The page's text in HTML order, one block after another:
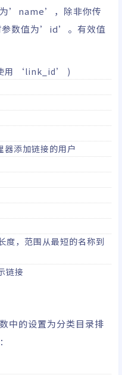
为’name’，除非你传
数值为’id’。有效值
用 ‘link_id’ )
添加链接的用户
，范围从最短的名称到
链接
中的设置为分类目录排